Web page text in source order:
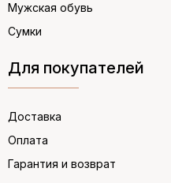
Мужская обувь
Сумки
Для покупателей
Доставка
Оплата
Гарантия и возврат